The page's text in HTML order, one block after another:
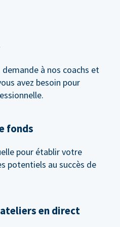
à nos coachs et
avez besoin pour
fonds
pour établir votre
potentiels au succès de
en direct